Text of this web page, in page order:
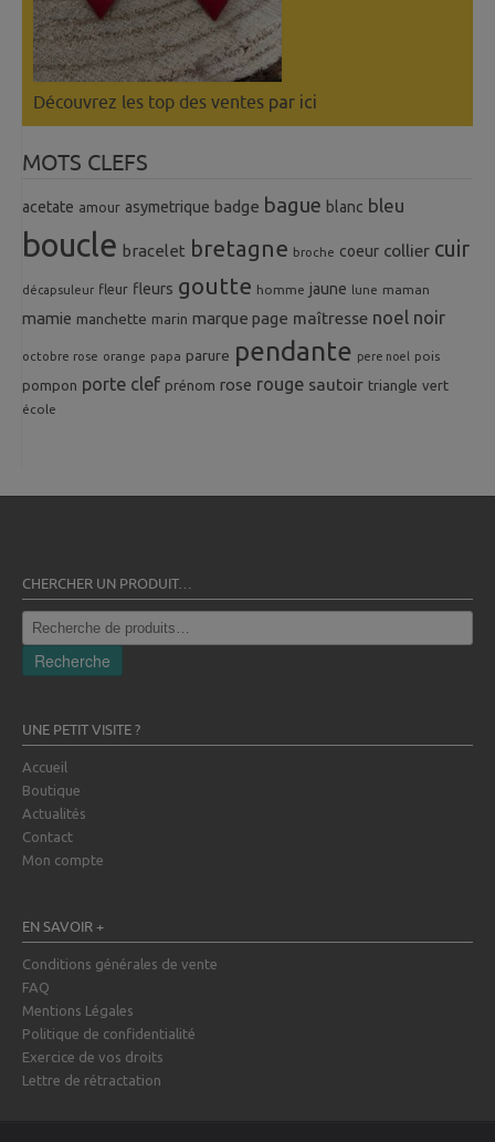
Découvrez les top des ventes par ici
MOTS CLEFS
acetate amour asymetrique badge bague blanc bleu
boucle bracelet bretagne broche coeur collier cuir
décapsuleur fleur fleurs goutte homme jaune lune maman
mamie manchette marin marque page maîtresse noel noir
octobre rose orange papa parure pendante pere noel pois
pompon porte clef prénom rose rouge sautoir triangle vert
école
CHERCHER UN PRODUIT…
Recherche
pour :
Recherche
UNE PETIT VISITE ?
Accueil
Boutique
Actualités
Contact
Mon compte
EN SAVOIR +
Conditions générales de vente
FAQ
Mentions Légales
Politique de confidentialité
Exercice de vos droits
Lettre de rétractation